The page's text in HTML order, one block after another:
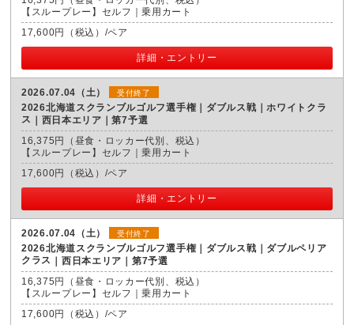
【スループレー】セルフ｜乗用カート
17,600円（税込）/ペア
詳細・エントリー
2026.07.04（土） 受付終了
2026北海道スクランブルゴルフ選手権｜ダブルス戦｜ホワイトクラ
ス
西日本エリア｜第7予選
16,375円（昼食・ロッカー代別、税込）
【スループレー】セルフ｜乗用カート
17,600円（税込）/ペア
詳細・エントリー
2026.07.04（土） 受付終了
2026北海道スクランブルゴルフ選手権｜ダブルス戦｜ダブルペリア
クラス
西日本エリア｜第7予選
16,375円（昼食・ロッカー代別、税込）
【スループレー】セルフ｜乗用カート
17,600円（税込）/ペア